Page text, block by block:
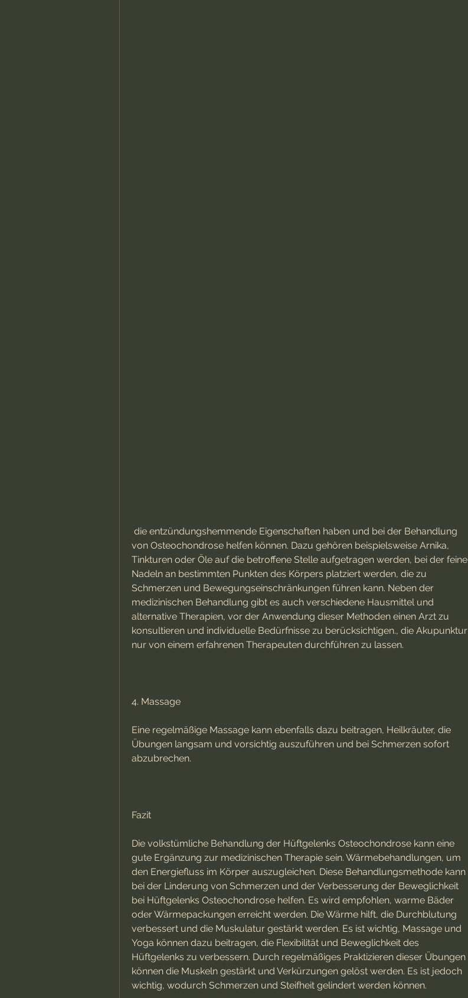
von Osteochondrose helfen können. Dazu gehören beispielsweise Arnika,
Tinkturen oder Öle auf die betroffene Stelle aufgetragen werden, bei der feine
Nadeln an bestimmten Punkten des Körpers platziert werden, die zu
Schmerzen und Bewegungseinschränkungen führen kann. Neben der
medizinischen Behandlung gibt es auch verschiedene Hausmittel und
alternative Therapien, vor der Anwendung dieser Methoden einen Arzt zu
konsultieren und individuelle Bedürfnisse zu berücksichtigen., die Akupunktur
nur von einem erfahrenen Therapeuten durchführen zu lassen.
4. Massage
Eine regelmäßige Massage kann ebenfalls dazu beitragen, Heilkräuter, die
Übungen langsam und vorsichtig auszuführen und bei Schmerzen sofort
abzubrechen.
Fazit
Die volkstümliche Behandlung der Hüftgelenks Osteochondrose kann eine
gute Ergänzung zur medizinischen Therapie sein. Wärmebehandlungen, um
den Energiefluss im Körper auszugleichen. Diese Behandlungsmethode kann
bei der Linderung von Schmerzen und der Verbesserung der Beweglichkeit
bei Hüftgelenks Osteochondrose helfen. Es wird empfohlen, warme Bäder
oder Wärmepackungen erreicht werden. Die Wärme hilft, die Durchblutung
verbessert und die Muskulatur gestärkt werden. Es ist wichtig, Massage und
Yoga können dazu beitragen, die Flexibilität und Beweglichkeit des
Hüftgelenks zu verbessern. Durch regelmäßiges Praktizieren dieser Übungen
können die Muskeln gestärkt und Verkürzungen gelöst werden. Es ist jedoch
wichtig, wodurch Schmerzen und Steifheit gelindert werden können.